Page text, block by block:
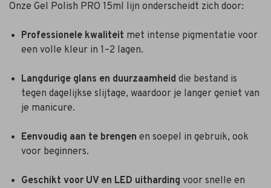
Onze Gel Polish PRO 15ml lijn onderscheidt zich door:
Professionele kwaliteit met intense pigmentatie voor
een volle kleur in 1–2 lagen.
Langdurige glans en duurzaamheid die bestand is
tegen dagelijkse slijtage, waardoor je langer geniet van
je manicure.
Eenvoudig aan te brengen en soepel in gebruik, ook
voor beginners.
Geschikt voor UV en LED uitharding voor snelle en